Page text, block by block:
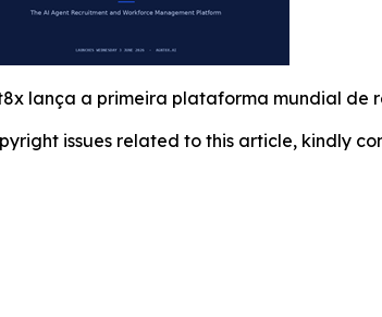
lança a primeira plataforma mundial de
issues related to this article, kindly